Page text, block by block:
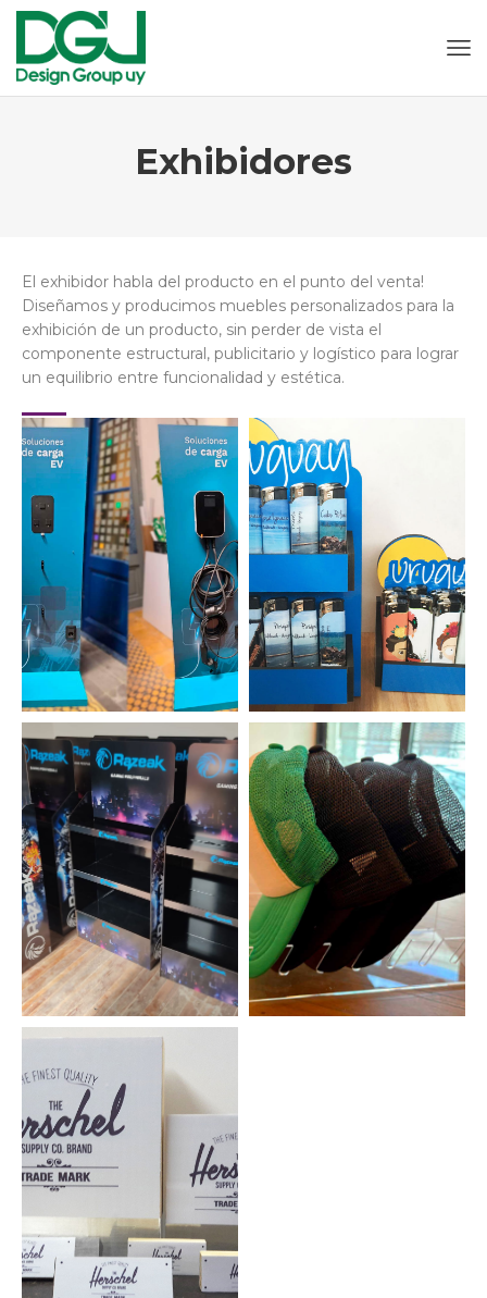
Exhibidores
El exhibidor habla del producto en el punto del venta!
Diseñamos y producimos muebles personalizados para la
exhibición de un producto, sin perder de vista el
componente estructural, publicitario y logístico para lograr
un equilibrio entre funcionalidad y estética.